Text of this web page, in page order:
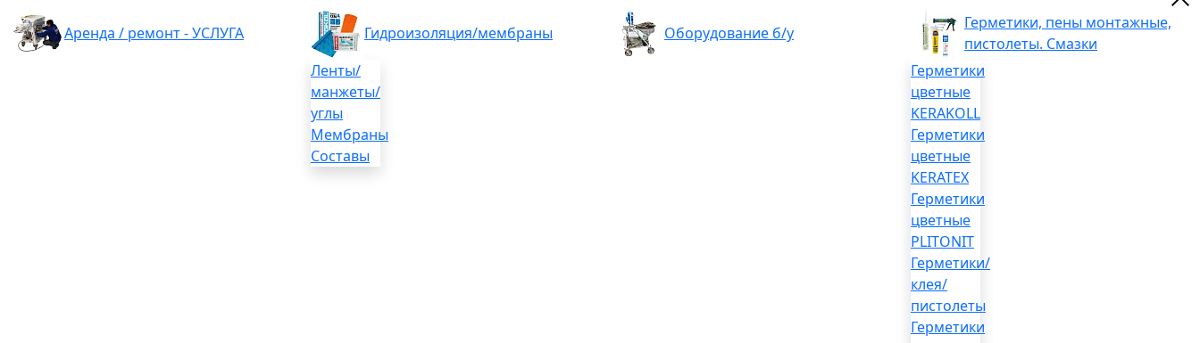
Аренда / ремонт - УСЛУГА
Гидроизоляция/мембраны
Ленты/
манжеты/
углы
Мембраны
Составы
Оборудование б/у
Герметики, пены монтажные,
пистолеты. Смазки
Герметики
цветные
KERAKOLL
Герметики
цветные
KERATEX
Герметики
цветные
PLITONIT
Герметики/
клея/
пистолеты
Герметики